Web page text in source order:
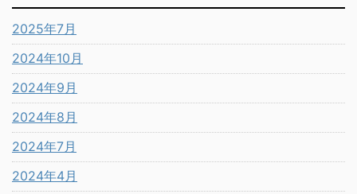
2025年7月
2024年10月
2024年9月
2024年8月
2024年7月
2024年4月